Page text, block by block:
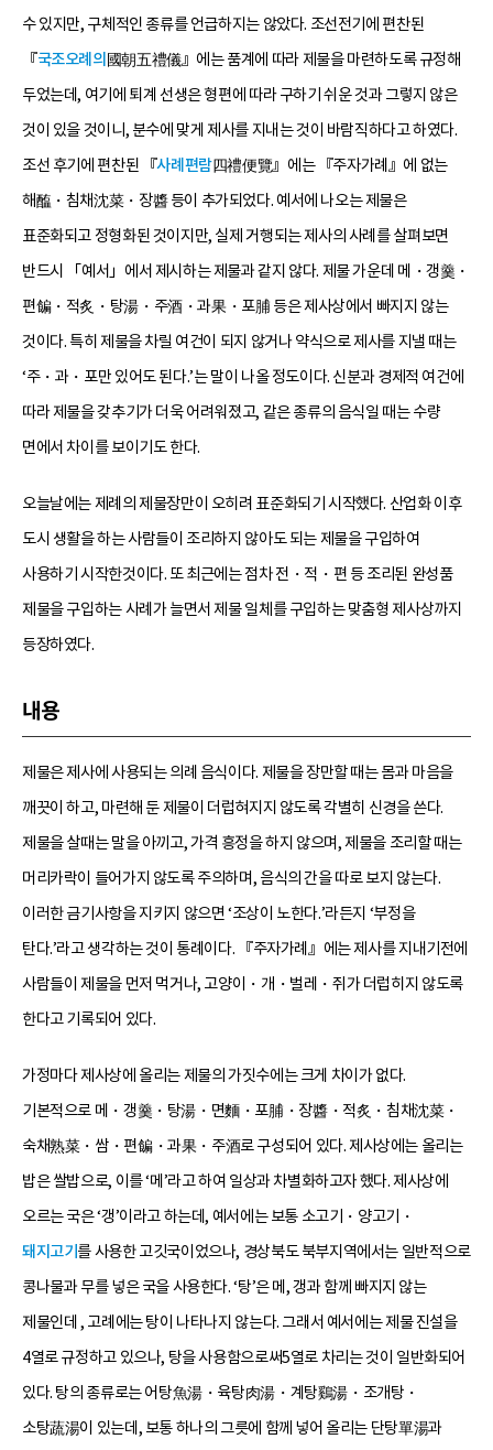
수 있지만, 구체적인 종류를 언급하지는 않았다. 조선전기에 편찬된
『국조오례의 國朝五禮儀』에는 품계에 따라 제물을 마련하도록 규정해
두었는데, 여기에 퇴계 선생은 형편에 따라 구하기 쉬운 것과 그렇지 않은
것이 있을 것이니, 분수에 맞게 제사를 지내는 것이 바람직하다고 하였다.
조선 후기에 편찬된 『사례편람四禮便覽』에는 『주자가례』에 없는
해醢・침채沈菜・장醬 등이 추가되었다. 예서에 나오는 제물은
표준화되고 정형화된 것이지만, 실제 거행되는 제사의 사례를 살펴보면
반드시 「예서」에서 제시하는 제물과 같지 않다. 제물 가운데 메・갱羹・
편䭏・적炙・탕湯・주酒・과果・포脯 등은 제사상에서 빠지지 않는
것이다. 특히 제물을 차릴 여건이 되지 않거나 약식으로 제사를 지낼 때는
‘주・과・포만 있어도 된다.’는 말이 나올 정도이다. 신분과 경제적 여건에
따라 제물을 갖추기가 더욱 어려워졌고, 같은 종류의 음식일 때는 수량
면에서 차이를 보이기도 한다.
오늘날에는 제례의 제물장만이 오히려 표준화되기 시작했다. 산업화 이후
도시 생활을 하는 사람들이 조리하지 않아도 되는 제물을 구입하여
사용하기 시작한것이다. 또 최근에는 점차 전・적・편 등 조리된 완성품
제물을 구입하는 사례가 늘면서 제물 일체를 구입하는 맞춤형 제사상까지
등장하였다.
내용
제물은 제사에 사용되는 의례 음식이다. 제물을 장만할 때는 몸과 마음을
깨끗이 하고, 마련해 둔 제물이 더럽혀지지 않도록 각별히 신경을 쓴다.
제물을 살때는 말을 아끼고, 가격 흥정을 하지 않으며, 제물을 조리할 때는
머리카락이 들어가지 않도록 주의하며, 음식의 간을 따로 보지 않는다.
이러한 금기사항을 지키지 않으면 ‘조상이 노한다.’라든지 ‘부정을
탄다.’라고 생각하는 것이 통례이다. 『주자가례』에는 제사를 지내기전에
사람들이 제물을 먼저 먹거나, 고양이・개・벌레・쥐가 더럽히지 않도록
한다고 기록되어 있다.
가정마다 제사상에 올리는 제물의 가짓수에는 크게 차이가 없다.
기본적으로 메・갱羹・탕湯・면麵・포脯・장醬・적炙・침채沈菜・
숙채熟菜・쌈・편䭏・과果・주酒로 구성되어 있다. 제사상에는 올리는
밥은 쌀밥으로, 이를 ‘메’라고 하여 일상과 차별화하고자 했다. 제사상에
오르는 국은 ‘갱’이라고 하는데, 예서에는 보통 소고기・양고기・
돼지고기 를 사용한 고깃국이었으나, 경상북도 북부지역에서는 일반적으로
콩나물과 무를 넣은 국을 사용한다. ‘탕’은 메, 갱과 함께 빠지지 않는
제물인데 , 고례에는 탕이 나타나지 않는다. 그래서 예서에는 제물 진설을
4열로 규정하고 있으나, 탕을 사용함으로써5열로 차리는 것이 일반화되어
있다. 탕의 종류로는 어탕魚湯・육탕肉湯・계탕鷄湯・조개탕・
소탕蔬湯이 있는데, 보통 하나의 그릇에 함께 넣어 올리는 단탕單湯과